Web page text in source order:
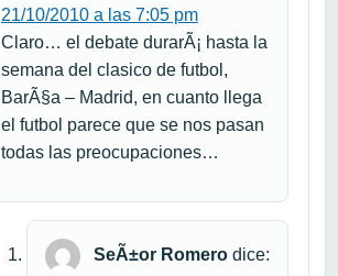
21/10/2010 a las 7:05 pm
Claro… el debate durarÃ¡ hasta la
semana del clasico de futbol,
BarÃ§a – Madrid, en cuanto llega
el futbol parece que se nos pasan
todas las preocupaciones…
SeÃ±or Romero dice: